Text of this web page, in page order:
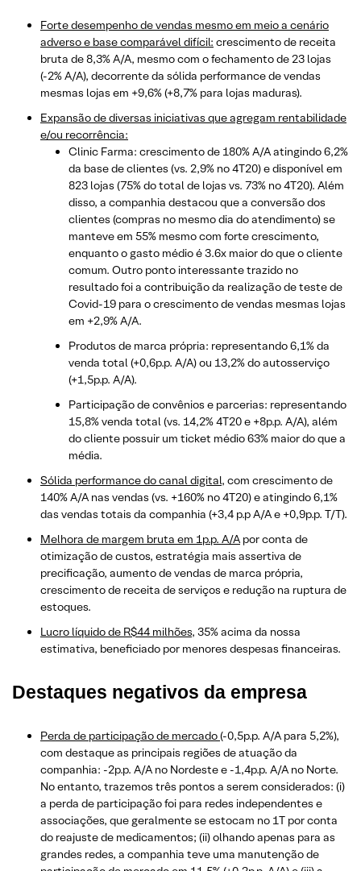
Forte desempenho de vendas mesmo em meio a cenário
adverso e base comparável difícil: crescimento de receita
bruta de 8,3% A/A, mesmo com o fechamento de 23 lojas
(-2% A/A), decorrente da sólida performance de vendas
mesmas lojas em +9,6% (+8,7% para lojas maduras).
Expansão de diversas iniciativas que agregam rentabilidade
e/ou recorrência:
Clinic Farma: crescimento de 180% A/A atingindo 6,2%
da base de clientes (vs. 2,9% no 4T20) e disponível em
823 lojas (75% do total de lojas vs. 73% no 4T20). Além
disso, a companhia destacou que a conversão dos
clientes (compras no mesmo dia do atendimento) se
manteve em 55% mesmo com forte crescimento,
enquanto o gasto médio é 3.6x maior do que o cliente
comum. Outro ponto interessante trazido no
resultado foi a contribuição da realização de teste de
Covid-19 para o crescimento de vendas mesmas lojas
em +2,9% A/A.
Produtos de marca própria: representando 6,1% da
venda total (+0,6p.p. A/A) ou 13,2% do autosserviço
(+1,5p.p. A/A).
Participação de convênios e parcerias: representando
15,8% venda total (vs. 14,2% 4T20 e +8p.p. A/A), além
do cliente possuir um ticket médio 63% maior do que a
média.
Sólida performance do canal digital, com crescimento de
140% A/A nas vendas (vs. +160% no 4T20) e atingindo 6,1%
das vendas totais da companhia (+3,4 p.p A/A e +0,9p.p. T/T).
Melhora de margem bruta em 1p.p. A/A por conta de
otimização de custos, estratégia mais assertiva de
precificação, aumento de vendas de marca própria,
crescimento de receita de serviços e redução na ruptura de
estoques.
Lucro líquido de R$44 milhões, 35% acima da nossa
estimativa, beneficiado por menores despesas financeiras.
Destaques negativos da empresa
Perda de participação de mercado(-0,5p.p. A/A para 5,2%),
com destaque as principais regiões de atuação da
companhia: -2p.p. A/A no Nordeste e -1,4p.p. A/A no Norte.
No entanto, trazemos três pontos a serem considerados: (i)
a perda de participação foi para redes independentes e
associações, que geralmente se estocam no 1T por conta
do reajuste de medicamentos; (ii) olhando apenas para as
grandes redes, a companhia teve uma manutenção de